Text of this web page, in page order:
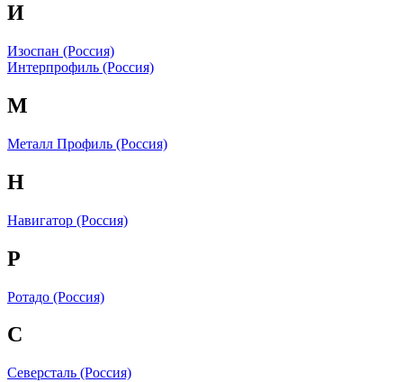
И
Изоспан (Россия)
Интерпрофиль (Россия)
М
Металл Профиль (Россия)
Н
Навигатор (Россия)
Р
Ротадо (Россия)
С
Северсталь (Россия)